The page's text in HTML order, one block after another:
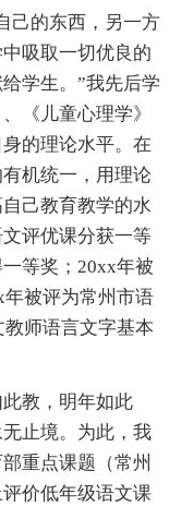
的东西，另一方
吸取一切优良的
学生。”我先后学
《儿童心理学》
的理论水平。在
机统一，用理论
己教育教学的水
评优课分获一等
等奖；20xx年被
被评为常州市语
师语言文字基本
教，明年如此
止境。为此，我
重点课题（常州
价低年级语文课